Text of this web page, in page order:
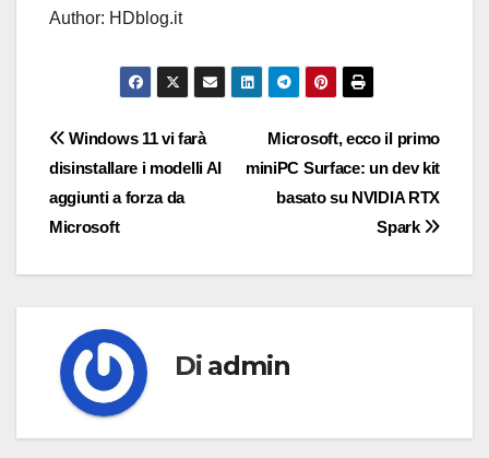
Author: HDblog.it
Navigazione
articoli
Microsoft, ecco il primo
miniPC Surface: un dev kit
basato su NVIDIA RTX
Spark
Windows 11 vi farà
disinstallare i modelli AI
aggiunti a forza da
Microsoft
Di admin